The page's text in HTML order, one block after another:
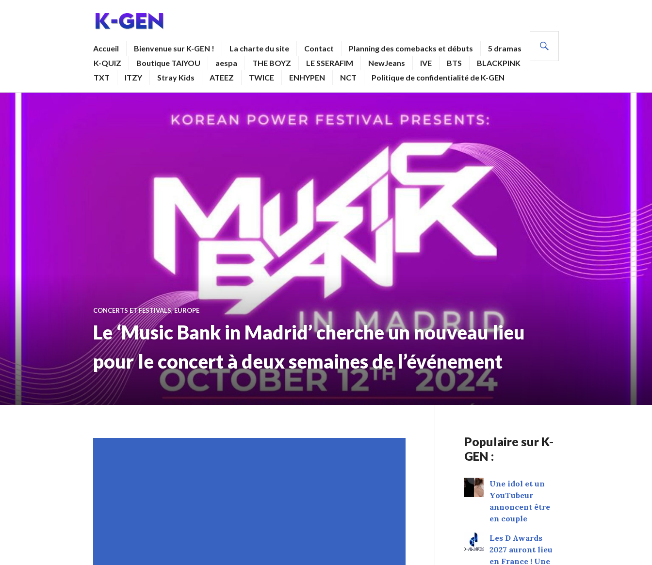
Accueil Bienvenue sur K-GEN ! La charte du site Contact Planning des comebacks et débuts
5 dramas
K-QUIZ
Boutique TAIYOU aespa THE BOYZ LE SSERAFIM NewJeans IVE BTS
BLACKPINK
TXT
ITZY Stray Kids ATEEZ TWICE ENHYPEN NCT Politique de confidentialité de K-GEN
CONCERTS ET FESTIVALS,EUROPE
Le ‘Music Bank in Madrid’ cherche un nouveau lieu
pour le concert à deux semaines de l’événement
Populaire sur K-
GEN :
Une idol et un
YouTubeur
annoncent être
en couple
Les D Awards
2027 auront lieu
en France ! Une